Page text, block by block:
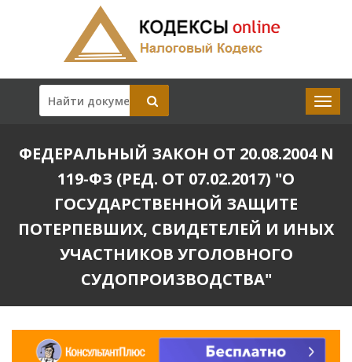
ФЕДЕРАЛЬНЫЙ ЗАКОН ОТ 20.08.2004 N
119-ФЗ (РЕД. ОТ 07.02.2017) "О
ГОСУДАРСТВЕННОЙ ЗАЩИТЕ
ПОТЕРПЕВШИХ, СВИДЕТЕЛЕЙ И ИНЫХ
УЧАСТНИКОВ УГОЛОВНОГО
СУДОПРОИЗВОДСТВА"